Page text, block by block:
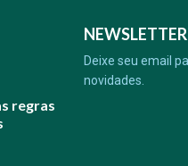
regras
NEWSLETTER
Deixe seu email
novidades.